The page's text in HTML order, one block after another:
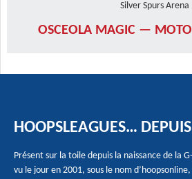
Silver Spurs Arena
OSCEOLA MAGIC —
HOOPSLEAGUES…
Présent sur la toile depuis la naissance de la
vu le jour en 2001, sous le nom